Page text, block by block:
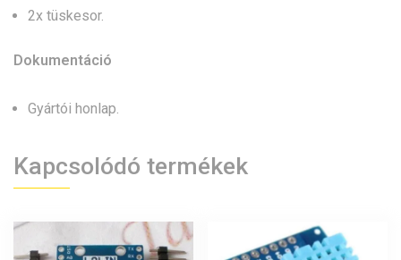
2x tüskesor.
Dokumentáció
Gyártói honlap.
Kapcsolódó termékek